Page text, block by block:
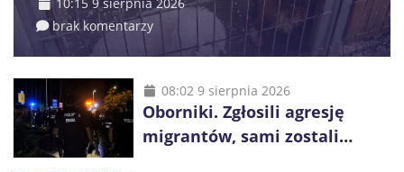
brak komentarzy
08:02 9 sierpnia 2026
Oborniki. Zgłosili agresję
migrantów, sami zostali